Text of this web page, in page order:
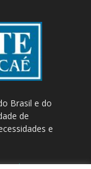
Brasil e do
de
e